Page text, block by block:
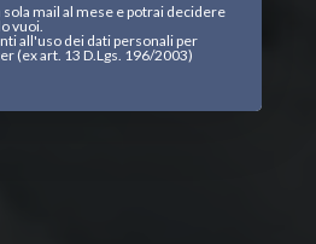
mail al mese e potrai decidere
vuoi.
all'uso dei dati personali per
(ex art. 13 D.Lgs. 196/2003)